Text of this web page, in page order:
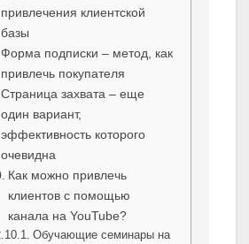
привлечения клиентской
базы
Форма подписки – метод, как
привлечь покупателя
Страница захвата – еще
один вариант,
эффективность которого
очевидна
Как можно привлечь
клиентов с помощью
канала на YouTube?
Обучающие семинары на